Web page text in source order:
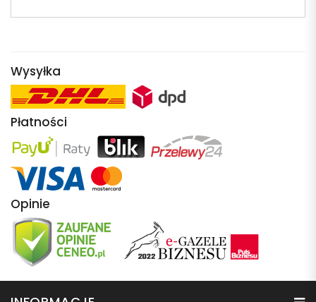
Wysyłka
Płatności
Opinie